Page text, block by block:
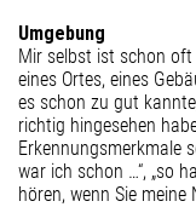
Umgebung
Mir selbst ist schon
eines Ortes, eines
es schon zu gut
richtig hingesehen
Erkennungsmerkmale
war ich schon …“, „so
hören, wenn Sie